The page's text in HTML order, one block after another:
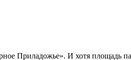
Приладожье». И хотя площадь